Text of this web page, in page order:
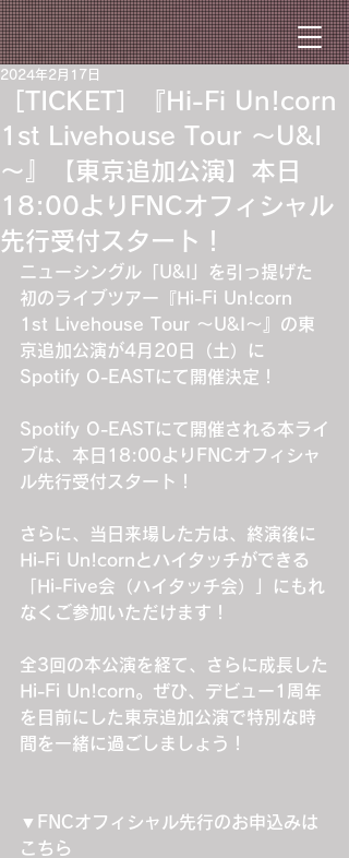
［TICKET］『Hi-Fi Un!corn
1st Livehouse Tour ～U&I
～』【東京追加公演】本日
18:00よりFNCオフィシャル
先行受付スタート！
2024年2月17日
ニューシングル「U&I」を引っ提げた
初のライブツアー『Hi-Fi Un!corn
1st Livehouse Tour ～U&I～』の東
京追加公演が4月20日（土）に
Spotify O-EASTにて開催決定！
Spotify O-EASTにて開催される本ライ
ブは、本日18:00よりFNCオフィシャ
ル先行受付スタート！
さらに、当日来場した方は、終演後に
Hi-Fi Un!cornとハイタッチができる
「Hi-Five会（ハイタッチ会）」にもれ
なくご参加いただけます！
全3回の本公演を経て、さらに成長した
Hi-Fi Un!corn。ぜひ、デビュー1周年
を目前にした東京追加公演で特別な時
間を一緒に過ごしましょう！
▼FNCオフィシャル先行のお申込みは
こちら